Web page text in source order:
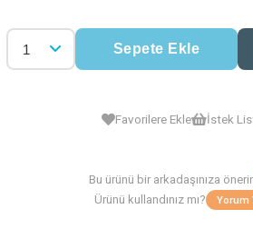
Favorilere Ekle İstek